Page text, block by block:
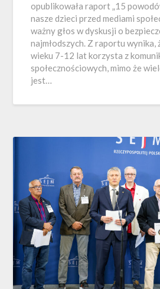
opublikowała raport „15
nasze dzieci przed mediami
ważny głos w dyskusji o
najmłodszych. Z raportu wynika,
wieku 7-12 lat korzysta z
społecznościowych, mimo że
jest…